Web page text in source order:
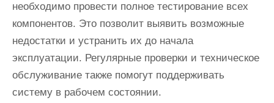
необходимо провести полное тестирование всех
компонентов. Это позволит выявить возможные
недостатки и устранить их до начала
эксплуатации. Регулярные проверки и техническое
обслуживание также помогут поддерживать
систему в рабочем состоянии.